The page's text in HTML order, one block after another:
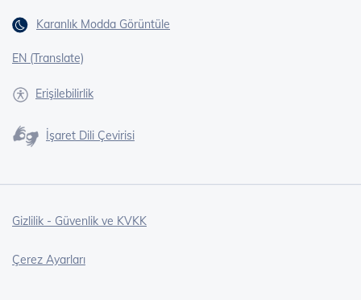
Karanlık Modda Görüntüle
EN (Translate)
Erişilebilirlik
İşaret Dili Çevirisi
Gizlilik - Güvenlik ve KVKK
Çerez Ayarları